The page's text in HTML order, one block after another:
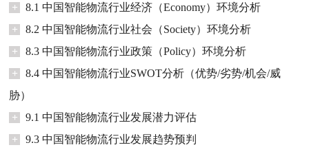
+
8.1 中国智能物流行业经济（Economy）环境分析
+
8.2 中国智能物流行业社会（Society）环境分析
+
8.3 中国智能物流行业政策（Policy）环境分析
+
8.4 中国智能物流行业SWOT分析（优势/劣势/机会/威
胁）
+
9.1 中国智能物流行业发展潜力评估
+
9.3 中国智能物流行业发展趋势预判